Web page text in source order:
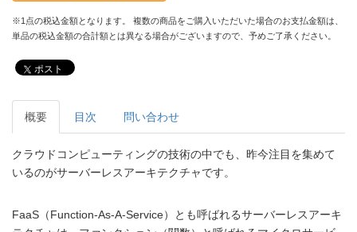
※1点の税込金額となります。 複数の商品をご購入いただいた場合のお支払金額は、
単品の税込金額の合計額とは異なる場合がございますので、予めご了承ください。
ポスト
概要 目次 問い合わせ
クラウドコンピューティングの技術の中でも、昨今注目を集めて
いるのがサーバーレスアーキテクチャです。
FaaS（Function-As-A-Service）とも呼ばれるサーバーレスアーキ